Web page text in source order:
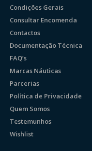
Condições Gerais
Consultar Encomenda
Contactos
Documentação Técnica
FAQ’s
Marcas Náuticas
Parcerias
Política de Privacidade
Quem Somos
Testemunhos
Wishlist